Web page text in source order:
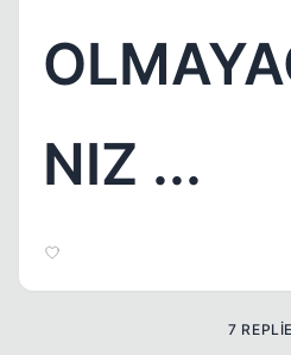
NIZ ...
7